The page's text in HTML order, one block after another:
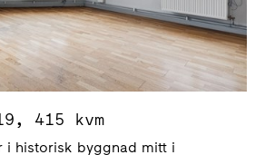
Storgatan 19, 415 kvm
i historisk byggnad mitt i